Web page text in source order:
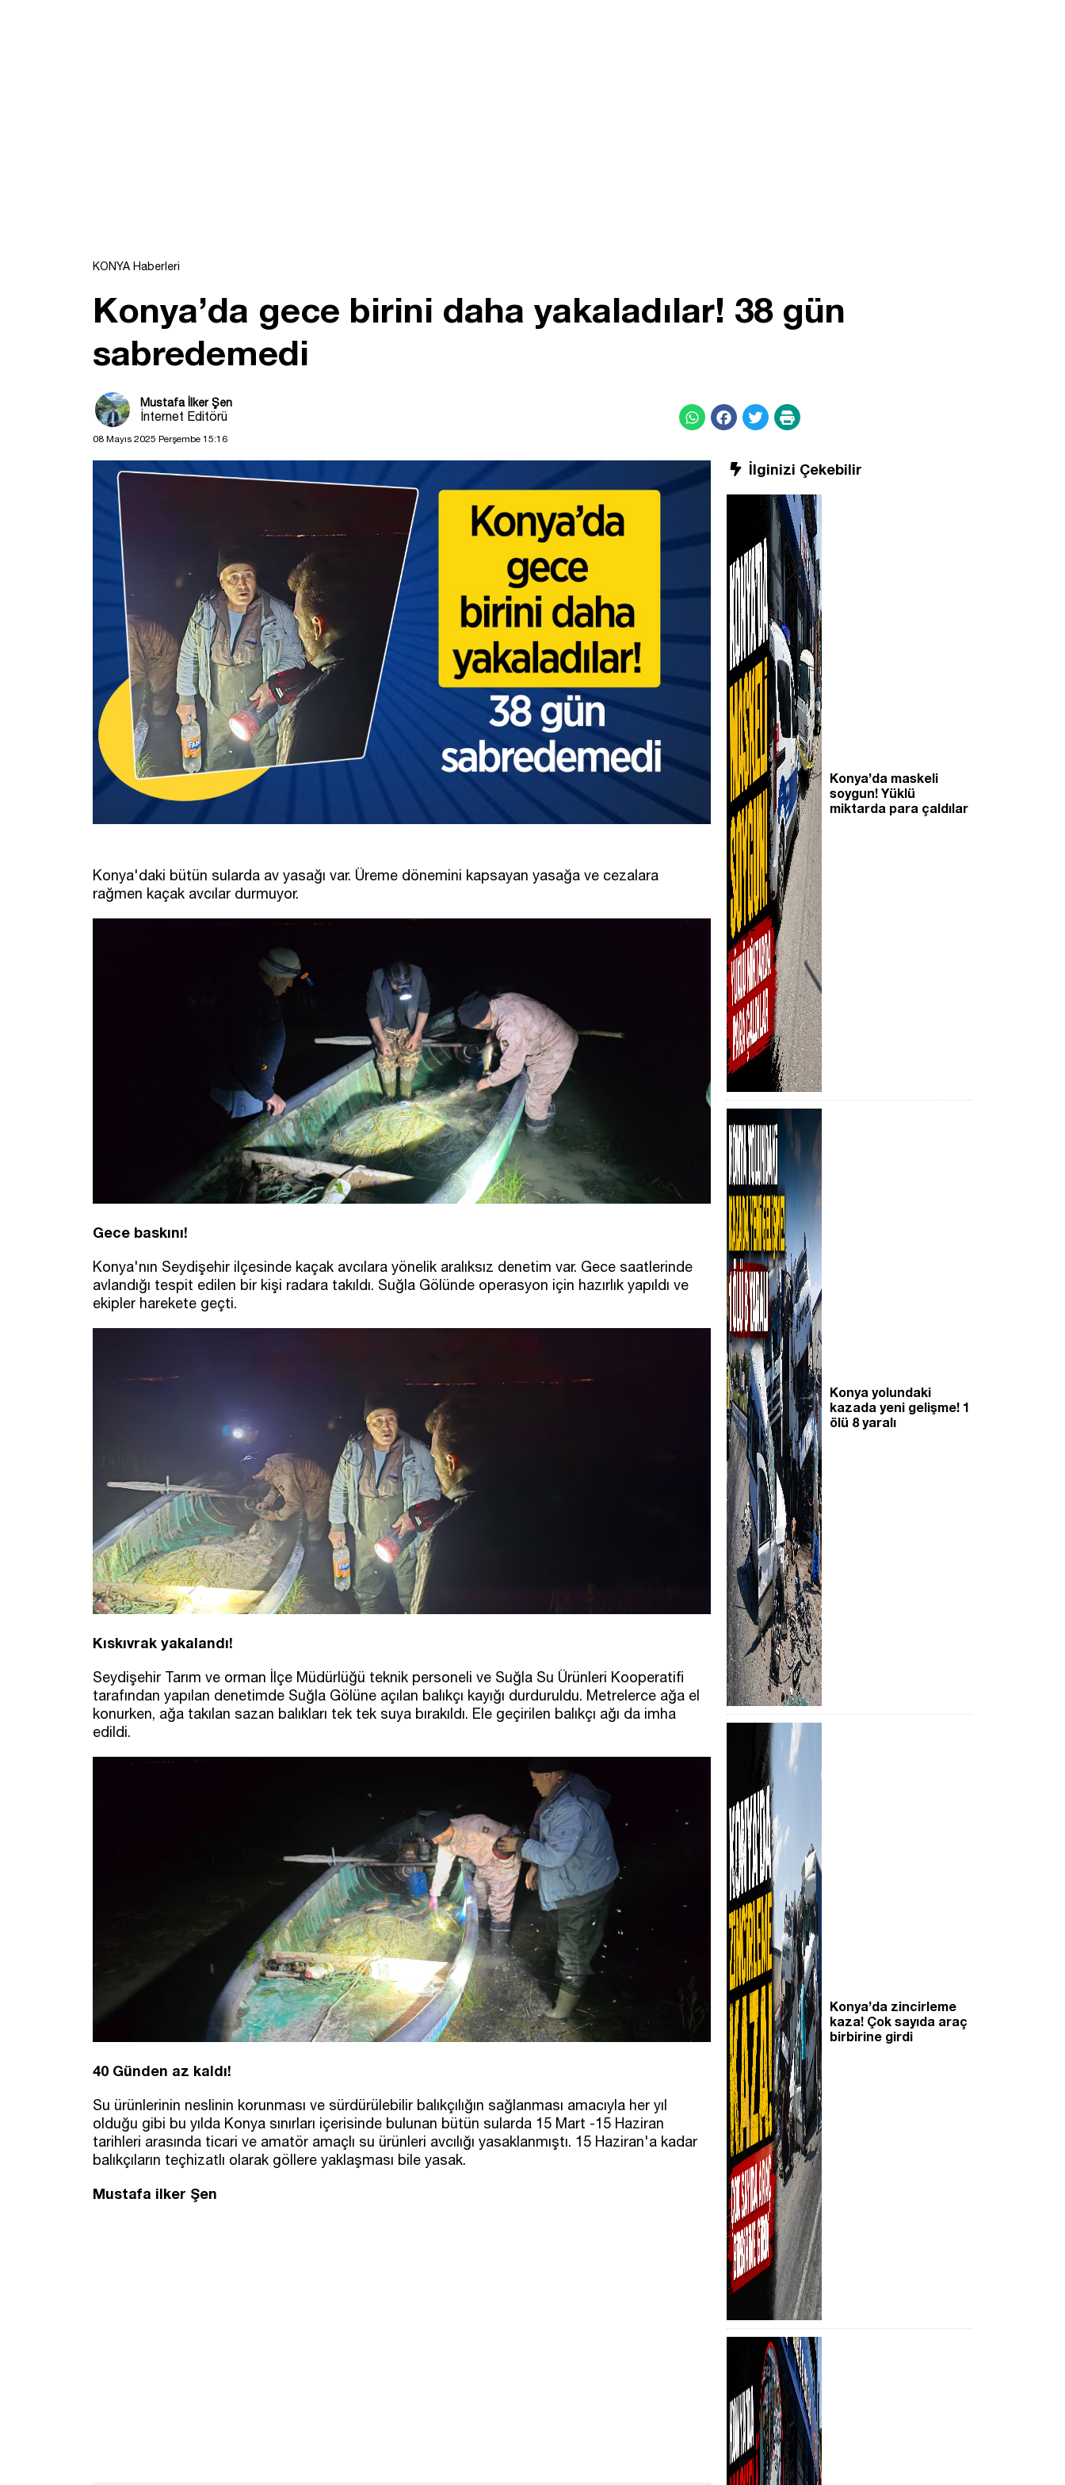
KONYA Haberleri
Konya’da gece birini daha yakaladılar! 38 gün
sabredemedi
Mustafa İlker Şen
İnternet Editörü
08 Mayıs 2025 Perşembe 15:16
Konya'daki bütün sularda av yasağı var. Üreme dönemini kapsayan yasağa ve cezalara
rağmen kaçak avcılar durmuyor.
Gece baskını!
Konya'nın Seydişehir ilçesinde kaçak avcılara yönelik aralıksız denetim var. Gece saatlerinde
avlandığı tespit edilen bir kişi radara takıldı. Suğla Gölünde operasyon için hazırlık yapıldı ve
ekipler harekete geçti.
Kıskıvrak yakalandı!
Seydişehir Tarım ve orman İlçe Müdürlüğü teknik personeli ve Suğla Su Ürünleri Kooperatifi
tarafından yapılan denetimde Suğla Gölüne açılan balıkçı kayığı durduruldu. Metrelerce ağa el
konurken, ağa takılan sazan balıkları tek tek suya bırakıldı. Ele geçirilen balıkçı ağı da imha
edildi.
40 Günden az kaldı!
Su ürünlerinin neslinin korunması ve sürdürülebilir balıkçılığın sağlanması amacıyla her yıl
olduğu gibi bu yılda Konya sınırları içerisinde bulunan bütün sularda 15 Mart -15 Haziran
tarihleri arasında ticari ve amatör amaçlı su ürünleri avcılığı yasaklanmıştı. 15 Haziran'a kadar
balıkçıların teçhizatlı olarak göllere yaklaşması bile yasak.
Mustafa ilker Şen
İlginizi Çekebilir
Konya’da maskeli
soygun! Yüklü
miktarda para çaldılar
Konya yolundaki
kazada yeni gelişme! 1
ölü 8 yaralı
Konya’da zincirleme
kaza! Çok sayıda araç
birbirine girdi